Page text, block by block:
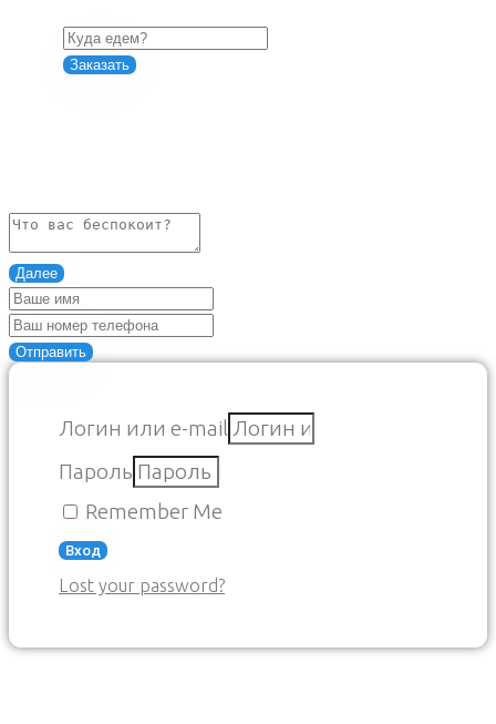
Заказать
Далее
Отправить
Логин или e-mail
Пароль
Remember Me
Вход
Lost your password?